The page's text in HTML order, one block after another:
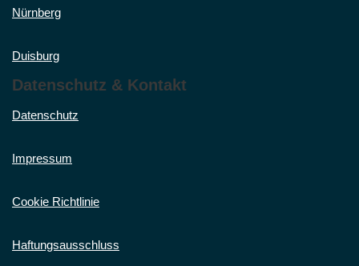
Nürnberg
Duisburg
Datenschutz & Kontakt
Datenschutz
Impressum
Cookie Richtlinie
Haftungsausschluss